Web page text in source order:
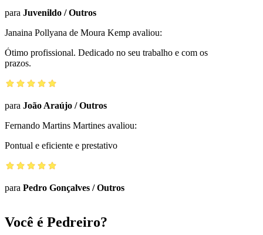
para Juvenildo /Outros
Janaina Pollyana de Moura Kemp avaliou:
Ótimo profissional. Dedicado no seu trabalho e com os
prazos.
para João Araújo /Outros
Fernando Martins Martines avaliou:
Pontual e eficiente e prestativo
para Pedro Gonçalves /Outros
Você é Pedreiro?